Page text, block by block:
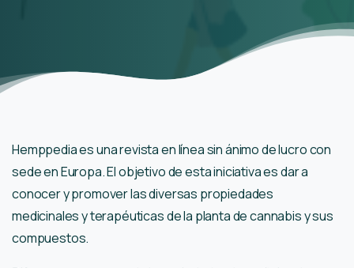
Hemppedia es una revista en línea sin ánimo de lucro con
sede en Europa. El objetivo de esta iniciativa es dar a
conocer y promover las diversas propiedades
medicinales y terapéuticas de la planta de cannabis y sus
compuestos.